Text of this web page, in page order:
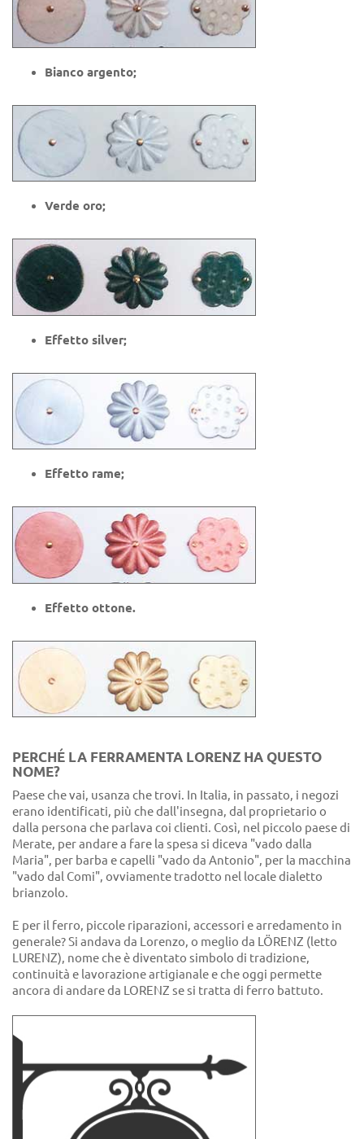
Bianco argento;
Verde oro;
Effetto silver;
Effetto rame;
Effetto ottone.
PERCHÉ LA FERRAMENTA LORENZ HA QUESTO
NOME?
Paese che vai, usanza che trovi. In Italia, in passato, i negozi
erano identificati, più che dall'insegna, dal proprietario o
dalla persona che parlava coi clienti. Così, nel piccolo paese di
Merate, per andare a fare la spesa si diceva "vado dalla
Maria", per barba e capelli "vado da Antonio", per la macchina
"vado dal Comi", ovviamente tradotto nel locale dialetto
brianzolo.
E per il ferro, piccole riparazioni, accessori e arredamento in
generale? Si andava da Lorenzo, o meglio da LÖRENZ (letto
LURENZ), nome che è diventato simbolo di tradizione,
continuità e lavorazione artigianale e che oggi permette
ancora di andare da LORENZ se si tratta di ferro battuto.